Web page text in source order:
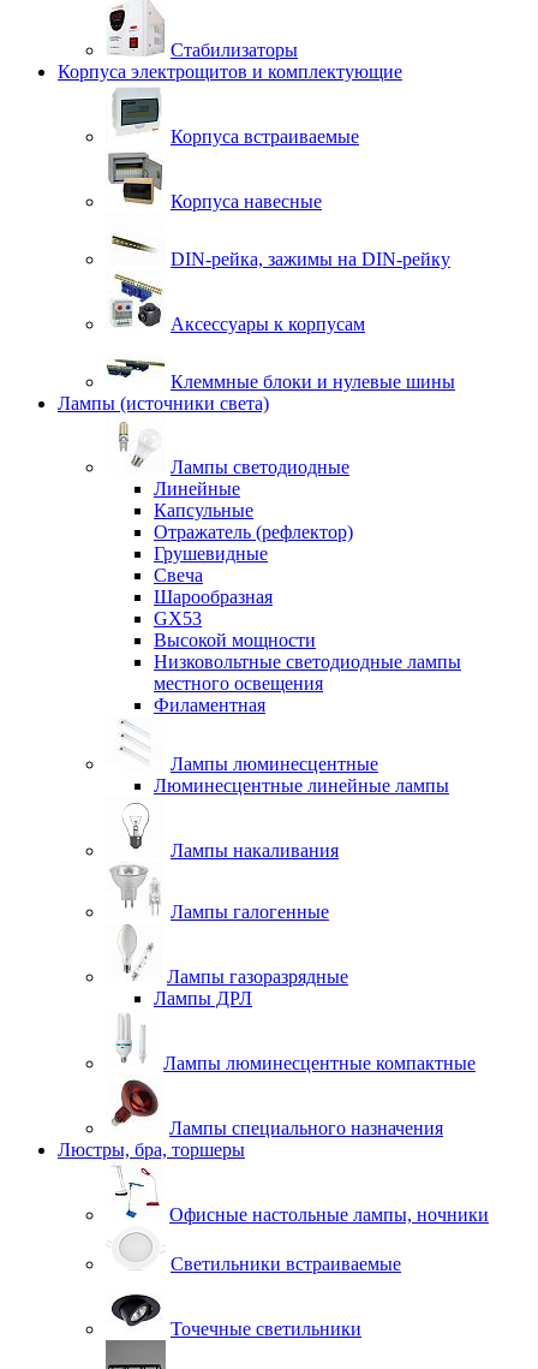
Стабилизаторы
Корпуса электрощитов и комплектующие
Корпуса встраиваемые
Корпуса навесные
DIN-рейка, зажимы на DIN-рейку
Аксессуары к корпусам
Клеммные блоки и нулевые шины
Лампы (источники света)
Лампы светодиодные
Линейные
Капсульные
Отражатель (рефлектор)
Грушевидные
Свеча
Шарообразная
GX53
Высокой мощности
Низковольтные светодиодные лампы
местного освещения
Филаментная
Лампы люминесцентные
Люминесцентные линейные лампы
Лампы накаливания
Лампы галогенные
Лампы газоразрядные
Лампы ДРЛ
Лампы люминесцентные компактные
Лампы специального назначения
Люстры, бра, торшеры
Офисные настольные лампы, ночники
Светильники встраиваемые
Точечные светильники